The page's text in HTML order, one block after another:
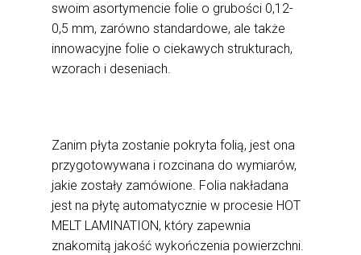
swoim asortymencie folie o grubości 0,12-
0,5 mm, zarówno standardowe, ale także
innowacyjne folie o ciekawych strukturach,
wzorach i deseniach.
Zanim płyta zostanie pokryta folią, jest ona
przygotowywana i rozcinana do wymiarów,
jakie zostały zamówione. Folia nakładana
jest na płytę automatycznie w procesie HOT
MELT LAMINATION, który zapewnia
znakomitą jakość wykończenia powierzchni.